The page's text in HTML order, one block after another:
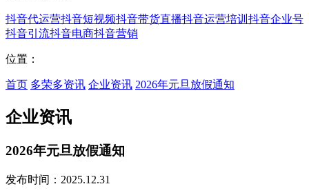
抖音代运营抖音短视频抖音带货直播抖音运营培训 抖音企业号
抖音引流抖音电商抖音营销
位置：
首页 多荣多资讯 企业资讯 2026年元旦放假通知
企业资讯
2026年元旦放假通知
发布时间：2025.12.31